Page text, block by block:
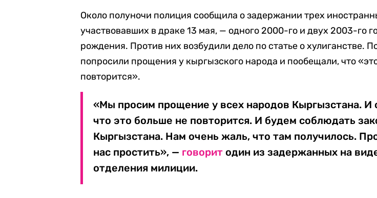
Около полуночи полиция сообщила о задержании трех
участвовавших в драке 13 мая, — одного 2000-го и двух 2003-го
рождения. Против них возбудили дело по статье о хулиганстве.
попросили прощения у кыргызского народа и пообещали, что
повторится».
«Мы просим прощение у всех народов Кыргызстана. И
что это больше не повторится. И будем соблюдать
Кыргызстана. Нам очень жаль, что там получилось.
нас простить», — говорит один из задержанных на
отделения милиции.